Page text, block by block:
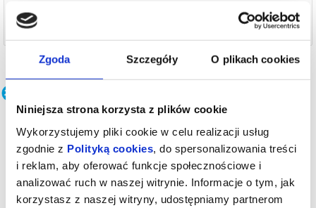
Zgoda Szczegóły O plikach cookies
Niniejsza strona korzysta z plików cookie
Wykorzystujemy pliki cookie w celu realizacji usług
zgodnie z Polityką cookies , do spersonalizowania treści
i reklam, aby oferować funkcje społecznościowe i
analizować ruch w naszej witrynie. Informacje o tym, jak
korzystasz z naszej witryny, udostępniamy partnerom